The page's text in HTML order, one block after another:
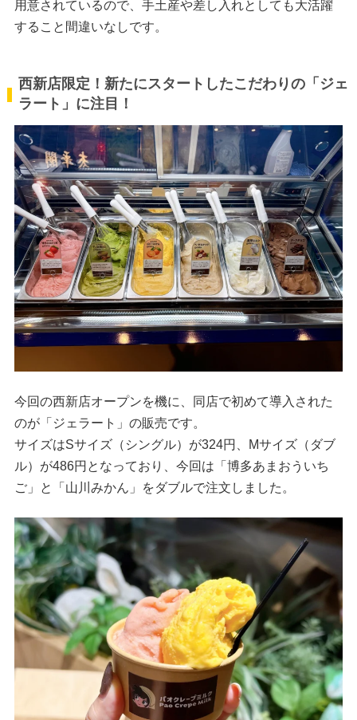
用意されているので、手土産や差し入れとしても大活躍
すること間違いなしです。
西新店限定！新たにスタートしたこだわりの「ジェ
ラート」に注目！
今回の西新店オープンを機に、同店で初めて導入された
のが「ジェラート」の販売です。
サイズはSサイズ（シングル）が324円、Mサイズ（ダブ
ル）が486円となっており、今回は「博多あまおういち
ご」と「山川みかん」をダブルで注文しました。